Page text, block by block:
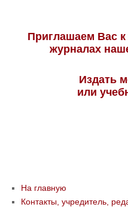
Приглашаем Вас к
журналах
Издать
или
На главную
Контакты, учредитель,